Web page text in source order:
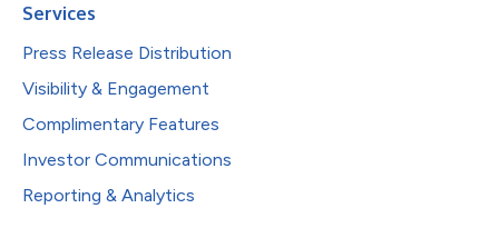
Services
Press Release Distribution
Visibility & Engagement
Complimentary Features
Investor Communications
Reporting & Analytics